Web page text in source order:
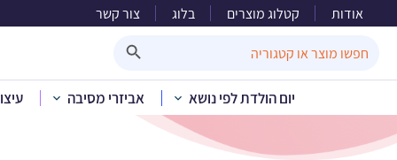
אודות קטלוג מוצרים בלוג צור קשר
for:
יום הולדת לפי נושא אביזרי מסיבה
בית »קטלוג מוצרים